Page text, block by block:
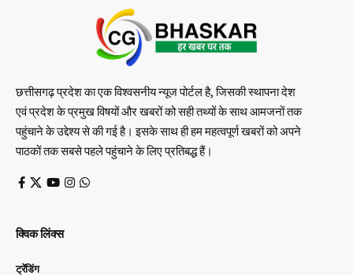
छत्तीसगढ़ प्रदेश का एक विश्वसनीय न्यूज पोर्टल है, जिसकी स्थापना देश
एवं प्रदेश के प्रमुख विषयों और खबरों को सही तथ्यों के साथ आमजनों तक
पहुंचाने के उद्देश्य से की गई है। इसके साथ ही हम महत्वपूर्ण खबरों को अपने
पाठकों तक सबसे पहले पहुंचाने के लिए प्रतिबद्ध हैं।
क्विक लिंक्स
ट्रेंडिंग